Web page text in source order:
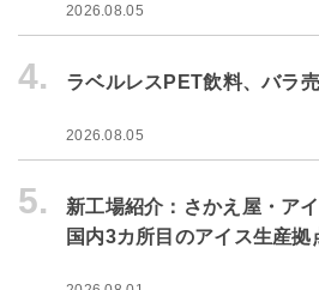
2026.08.05
4. ラベルレスPET飲料、バラ
2026.08.05
5.
新工場紹介：さかえ屋・ア
国内3カ所目のアイス生産拠